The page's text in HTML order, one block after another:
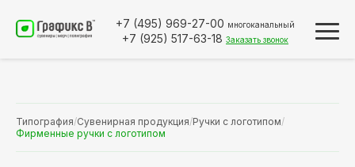
+7 (495) 969-27-00 многоканальный
+7 (925) 517-63-18 Заказать звонок
Типография/Сувенирная продукция/Ручки с логотипом/
Фирменные ручки с логотипом